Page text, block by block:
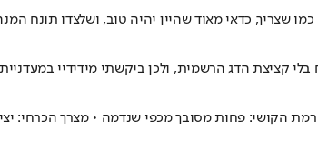
שצריך, כדאי מאוד שהיין יהיה טוב, ושלצדו תונח
קציצת הדג הרשמית, ולכן ביקשתי מידידיי במעדניית
הקושי: פחות מסובך מכפי שנדמה • מצרך הכרחי: